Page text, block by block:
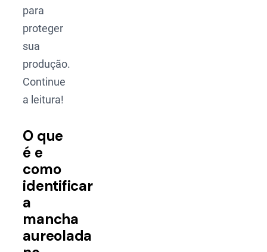
para
proteger
sua
produção.
Continue
a leitura!
O que
é e
como
identificar
a
mancha
aureolada